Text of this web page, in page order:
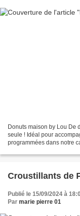
Donuts maison by Lou De
seule ! Idéal pour
programmées dans notre
Croustillants de
Publié le 15/09/2024 à
Par marie pierre 01